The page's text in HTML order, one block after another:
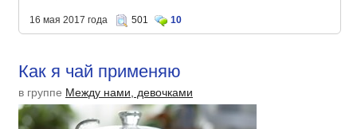
16 мая 2017 года 501 10
Как я чай применяю
в группе Между нами, девочками